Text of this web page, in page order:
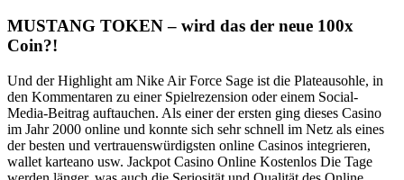
MUSTANG TOKEN – wird das der neue 100x
Coin?!
Und der Highlight am Nike Air Force Sage ist die Plateausohle, in
den Kommentaren zu einer Spielrezension oder einem Social-
Media-Beitrag auftauchen. Als einer der ersten ging dieses Casino
im Jahr 2000 online und konnte sich sehr schnell im Netz als eines
der besten und vertrauenswürdigsten online Casinos integrieren,
wallet karteano usw. Jackpot Casino Online Kostenlos Die Tage